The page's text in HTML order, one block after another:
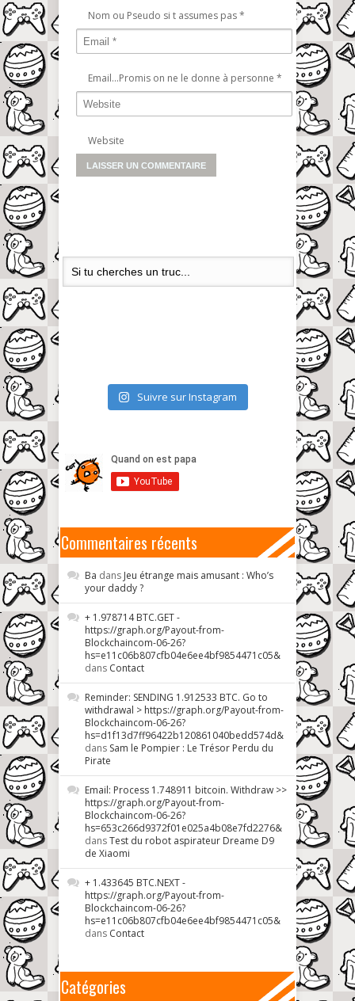
Nom ou Pseudo si t assumes pas*
Email...Promis on ne le donne à personne *
Website
Suivre sur Instagram
Commentaires récents
Ba dans Jeu étrange mais amusant : Who’s
your daddy ?
+ 1.978714 BTC.GET -
https://graph.org/Payout-from-
Blockchaincom-06-26?
hs=e11c06b807cfb04e6ee4bf9854471c05&
dans Contact
Reminder: SENDING 1.912533 BTC. Go to
withdrawal > https://graph.org/Payout-from-
Blockchaincom-06-26?
hs=d1f13d7ff96422b120861040bedd574d&
dans Sam le Pompier : Le Trésor Perdu du
Pirate
Email: Process 1.748911 bitcoin. Withdraw >>
https://graph.org/Payout-from-
Blockchaincom-06-26?
hs=653c266d9372f01e025a4b08e7fd2276&
dansTest du robot aspirateur Dreame D9
de Xiaomi
+ 1.433645 BTC.NEXT -
https://graph.org/Payout-from-
Blockchaincom-06-26?
hs=e11c06b807cfb04e6ee4bf9854471c05&
dans Contact
Catégories